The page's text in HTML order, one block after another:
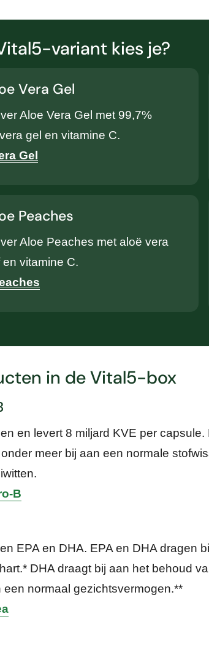
variant kies je?
Vera Gel
Aloe Vera Gel met 99,7%
gel en vitamine C.
Gel
Peaches
Aloe Peaches met aloë vera
vitamine C.
in de Vital5-box
en levert 8 miljard KVE per capsule.
meer bij aan een normale
B
EPA en DHA. EPA en DHA dragen
DHA draagt bij aan het behoud
normaal gezichtsvermogen.**